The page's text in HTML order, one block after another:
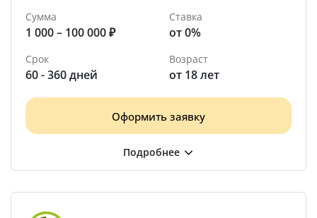
Сумма
1 000 – 100 000 ₽
Ставка
от 0%
Срок
60 - 360 дней
Возраст
от 18 лет
Оформить заявку